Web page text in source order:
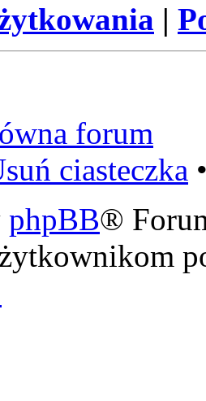
|
forum
ciasteczka
phpBB®